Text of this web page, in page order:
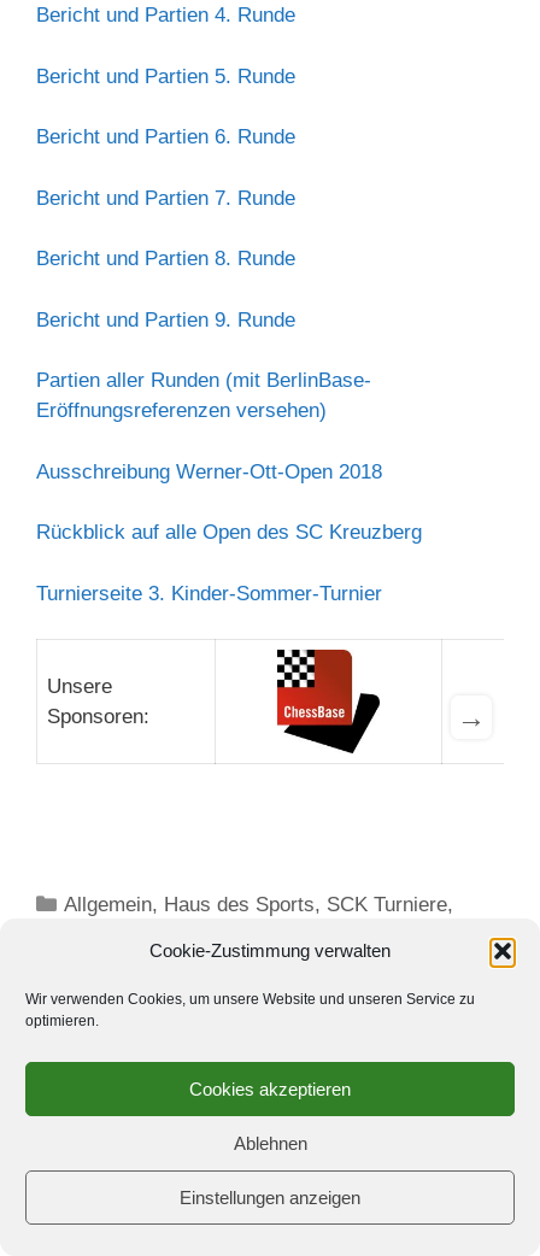
Cookie-Zustimmung verwalten
Wir verwenden Cookies, um unsere Website und unseren Service zu
optimieren.
Cookies akzeptieren
Ablehnen
Einstellungen anzeigen
Bericht und Partien 4. Runde
Bericht und Partien 5. Runde
Bericht und Partien 6. Runde
Bericht und Partien 7. Runde
Bericht und Partien 8. Runde
Bericht und Partien 9. Runde
Partien aller Runden (mit BerlinBase-
Eröffnungsreferenzen versehen)
Ausschreibung Werner-Ott-Open 2018
Rückblick auf alle Open des SC Kreuzberg
Turnierseite 3. Kinder-Sommer-Turnier
Unsere
Sponsoren:
→
Kategorien
Allgemein, Haus des Sports, SCK Turniere,
Werner-Ott-Open - Kreuzberger Sommer
Kreuzberger Eröffnung
Brigitte Große-Honebrink
So titelt heuteSpiegel Online in einem Artikel über